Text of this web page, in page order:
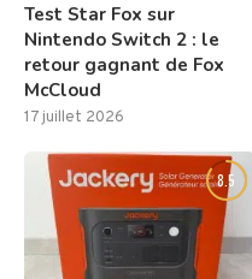
Test Star Fox sur
Nintendo Switch 2 : le
retour gagnant de Fox
McCloud
17 juillet 2026
8.5